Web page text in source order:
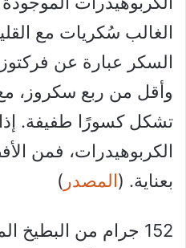
الغالب سُكريات مع
السكر عبارة عن
وأقل من ربع سكروز،
تشكل كسورًا طفيفة.
الكربوهيدرات، فمن
بعناية. (المصدر )